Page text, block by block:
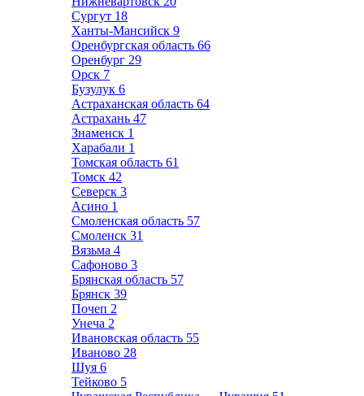
Сургут 18
Ханты-Мансийск 9
Оренбургская область 66
Оренбург 29
Орск 7
Бузулук 6
Астраханская область 64
Астрахань 47
Знаменск 1
Харабали 1
Томская область 61
Томск 42
Северск 3
Асино 1
Смоленская область 57
Смоленск 31
Вязьма 4
Сафоново 3
Брянская область 57
Брянск 39
Почеп 2
Унеча 2
Ивановская область 55
Иваново 28
Шуя 6
Тейково 5